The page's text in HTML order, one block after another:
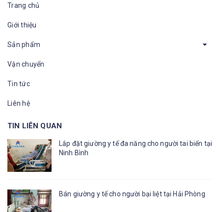
Trang chủ
Giới thiệu
Sản phẩm
Vận chuyển
Tin tức
Liên hệ
TIN LIÊN QUAN
Lắp đặt giường y tế đa năng cho người tai biến tại
Ninh Bình
Bán giường y tế cho người bại liệt tại Hải Phòng